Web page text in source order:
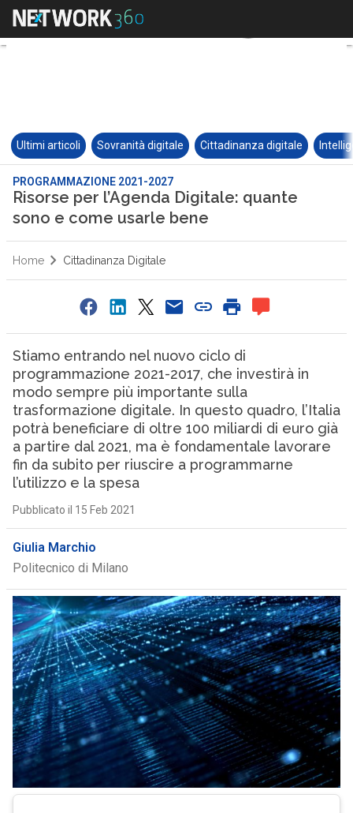
Ultimi articoli Sovranità digitale Cittadinanza digitale
PROGRAMMAZIONE 2021-2027
Risorse per l’Agenda Digitale: quante
sono e come usarle bene
Home Cittadinanza Digitale
Stiamo entrando nel nuovo ciclo di
programmazione 2021-2017, che investirà in
modo sempre più importante sulla
trasformazione digitale. In questo quadro, l’Italia
potrà beneficiare di oltre 100 miliardi di euro già
a partire dal 2021, ma è fondamentale lavorare
fin da subito per riuscire a programmarne
l’utilizzo e la spesa
Pubblicato il 15 Feb 2021
Giulia Marchio
Politecnico di Milano